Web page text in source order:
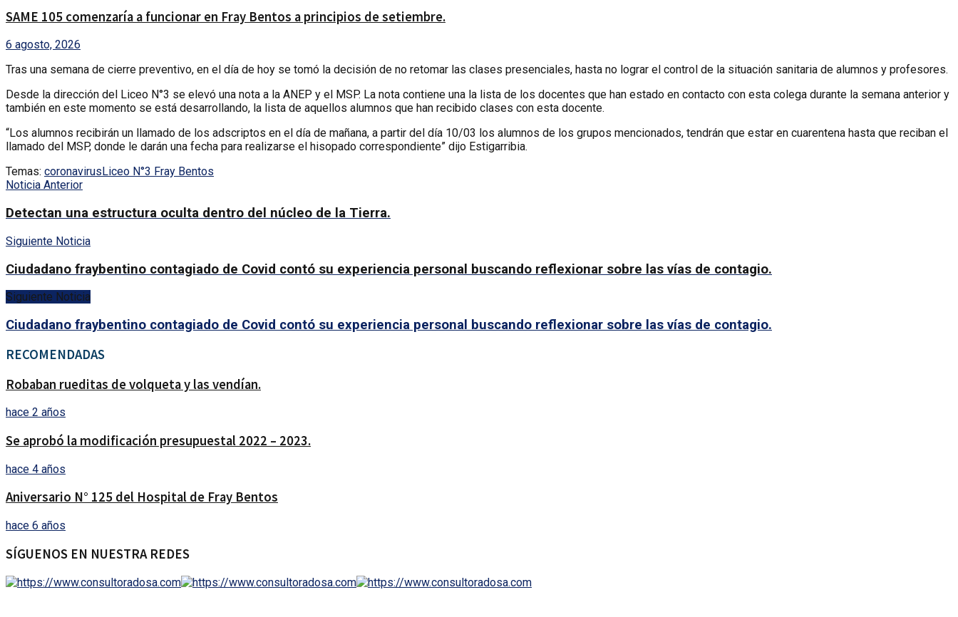
SAME 105 comenzaría a funcionar en Fray Bentos a principios de setiembre.
6 agosto, 2026
Tras una semana de cierre preventivo, en el día de hoy se tomó la decisión de no retomar las clases presenciales, hasta no lograr el control de la situación sanitaria de alumnos y profesores.
Desde la dirección del Liceo N°3 se elevó una nota a la ANEP y el MSP. La nota contiene una la lista de los docentes que han estado en contacto con esta colega durante la semana anterior y
también en este momento se está desarrollando, la lista de aquellos alumnos que han recibido clases con esta docente.
“Los alumnos recibirán un llamado de los adscriptos en el día de mañana, a partir del día 10/03 los alumnos de los grupos mencionados, tendrán que estar en cuarentena hasta que reciban el
llamado del MSP, donde le darán una fecha para realizarse el hisopado correspondiente” dijo Estigarribia.
Temas: coronavirus Liceo N°3 Fray Bentos
Noticia Anterior
Detectan una estructura oculta dentro del núcleo de la Tierra.
Siguiente Noticia
Ciudadano fraybentino contagiado de Covid contó su experiencia personal buscando reflexionar sobre las vías de contagio.
Siguiente Noticia
Ciudadano fraybentino contagiado de Covid contó su experiencia personal buscando reflexionar sobre las vías de contagio.
RECOMENDADAS
Robaban rueditas de volqueta y las vendían.
hace 2 años
Se aprobó la modificación presupuestal 2022 – 2023.
hace 4 años
Aniversario N° 125 del Hospital de Fray Bentos
hace 6 años
SÍGUENOS EN NUESTRA REDES